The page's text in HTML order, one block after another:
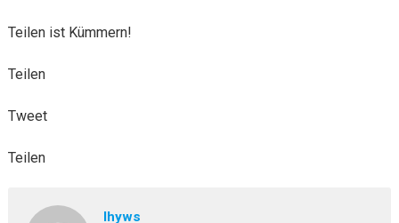
Teilen ist Kümmern!
Teilen
Tweet
Teilen
lhyws